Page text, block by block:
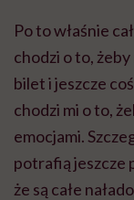
Po to właśnie
chodzi o to, żeby
bilet i jeszcze
chodzi mi o to,
emocjami.
potrafią jeszcze
że są całe